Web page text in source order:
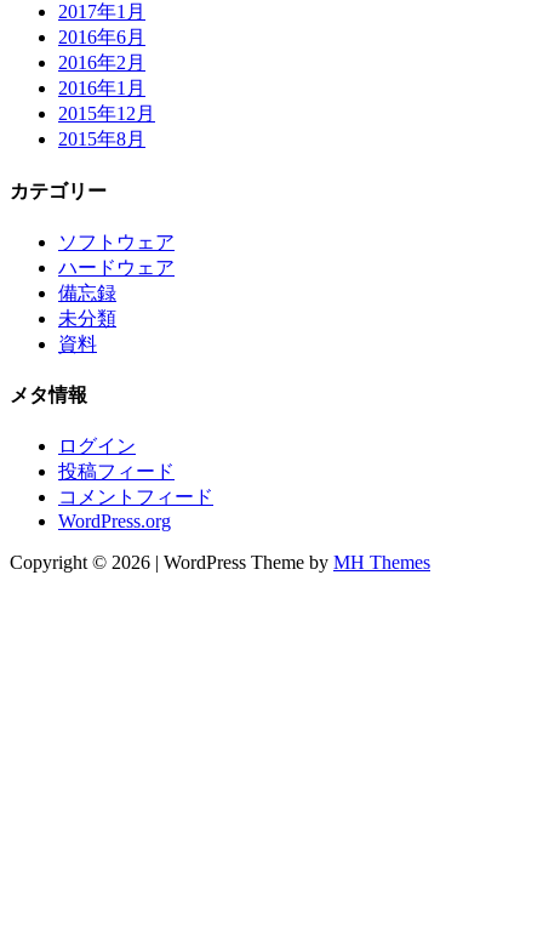
2017年1月
2016年6月
2016年2月
2016年1月
2015年12月
2015年8月
カテゴリー
ソフトウェア
ハードウェア
備忘録
未分類
資料
メタ情報
ログイン
投稿フィード
コメントフィード
WordPress.org
Copyright © 2026 | WordPress Theme by MH Themes